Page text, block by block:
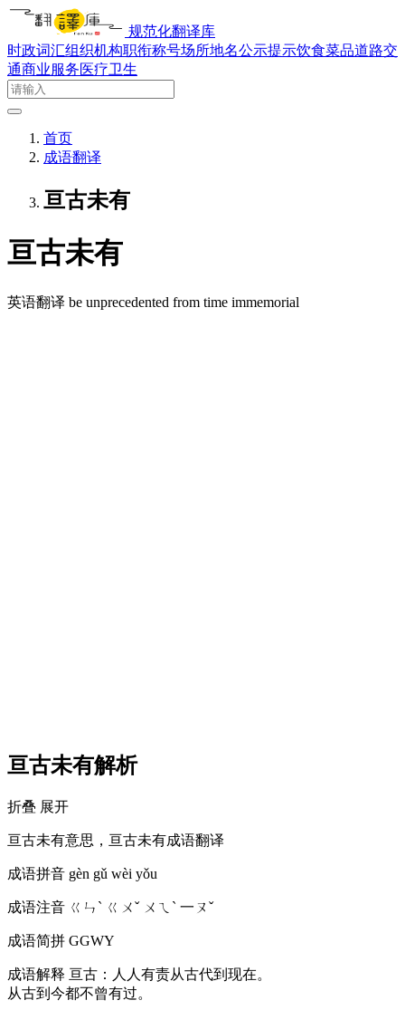
规范化翻译库
时政词汇组织机构职衔称号场所地名公示提示饮食菜品道路交
通商业服务医疗卫生
首页
成语翻译
亘古未有
亘古未有
英语翻译 be unprecedented from time immemorial
亘古未有解析
折叠 展开
亘古未有意思，亘古未有成语翻译
成语拼音 gèn gǔ wèi yǒu
成语注音 ㄍㄣˋ ㄍㄨˇ ㄨㄟˋ 一ㄡˇ
成语简拼 GGWY
成语解释 亘古：人人有责从古代到现在。
从古到今都不曾有过。